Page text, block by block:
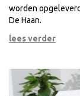
worden
De Haan.
lees verder